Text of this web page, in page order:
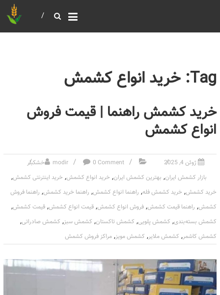
Tag: خرید انواع کشمش
خرید کشمش راهنما | قیمت فروش
انواع کشمش
ژوئن 4, 2025 modir 0 Comment
خشکبار
بازار کشمش ایران, بهترین کشمش ایران, خرید انواع کشمش, خرید اینترنتی کشمش,
خرید کشمش, خرید کشمش فله, راهنما انواع کشمش, راهنما خرید کشمش, راهنما فروش
کشمش, راهنما قیمت کشمش, فروش انواع کشمش, قیمت انواع کشمش, قیمت کشمش,
کشمش بسته‌بندی, کشمش پلویی, کشمش تاکستان, کشمش سبز, کشمش صادراتی,
کشمش کاشمر, کشمش ملایر, کشمش مویز, مراکز فروش کشمش